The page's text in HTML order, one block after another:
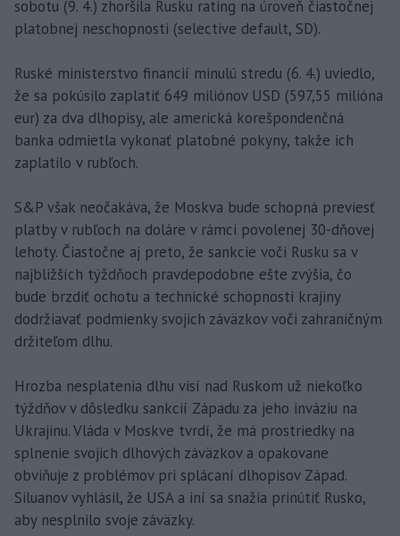
sobotu (9. 4.) zhoršila Rusku rating na úroveň čiastočnej
platobnej neschopnosti (selective default, SD).
Ruské ministerstvo financií minulú stredu (6. 4.) uviedlo,
že sa pokúsilo zaplatiť 649 miliónov USD (597,55 milióna
eur) za dva dlhopisy, ale americká korešpondenčná
banka odmietla vykonať platobné pokyny, takže ich
zaplatilo v rubľoch.
S&P však neočakáva, že Moskva bude schopná previesť
platby v rubľoch na doláre v rámci povolenej 30-dňovej
lehoty. Čiastočne aj preto, že sankcie voči Rusku sa v
najbližších týždňoch pravdepodobne ešte zvýšia, čo
bude brzdiť ochotu a technické schopnosti krajiny
dodržiavať podmienky svojich záväzkov voči zahraničným
držiteľom dlhu.
Hrozba nesplatenia dlhu visí nad Ruskom už niekoľko
týždňov v dôsledku sankcií Západu za jeho inváziu na
Ukrajinu. Vláda v Moskve tvrdí, že má prostriedky na
splnenie svojich dlhových záväzkov a opakovane
obviňuje z problémov pri splácaní dlhopisov Západ.
Siluanov vyhlásil, že USA a iní sa snažia prinútiť Rusko,
aby nesplnilo svoje záväzky.